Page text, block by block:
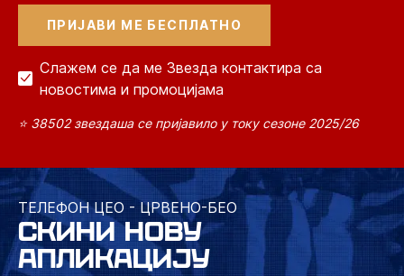
Слажем се да ме Звезда контактира са
новостима и промоцијама
⭐ 38502 звездаша се пријавило у току сезоне 2025/26
ТЕЛЕФОН ЦЕО - ЦРВЕНО-БЕО
СКИНИ НОВУ
АПЛИКАЦИЈУ